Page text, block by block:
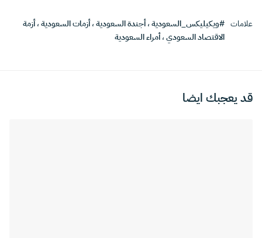
علامات #ويكيليكس_السعودية،أجندة السعودية،أزمات السعودية،أزمة
الاقتصاد السعودي،أمراء السعودية
قد يعجبك ايضا